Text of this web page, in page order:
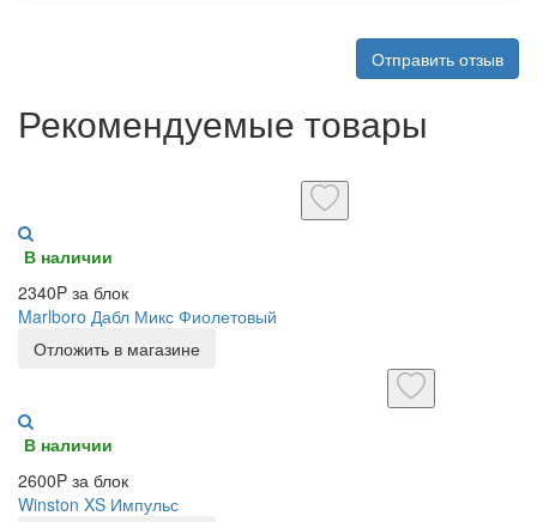
Отправить отзыв
Рекомендуемые товары
В наличии
2340P за блок
Marlboro Дабл Микс Фиолетовый
Отложить в магазине
В наличии
2600P за блок
Winston XS Импульс